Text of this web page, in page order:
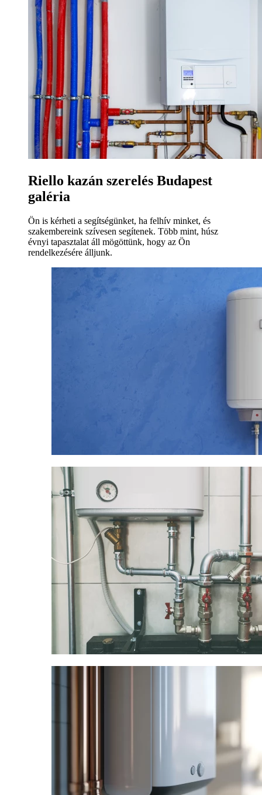
Riello kazán szerelés Budapest
galéria
Ön is kérheti a segítségünket, ha felhív minket, és
szakembereink szívesen segítenek. Több mint, húsz
évnyi tapasztalat áll mögöttünk, hogy az Ön
rendelkezésére álljunk.